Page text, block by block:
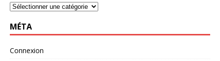
MÉTA
Connexion